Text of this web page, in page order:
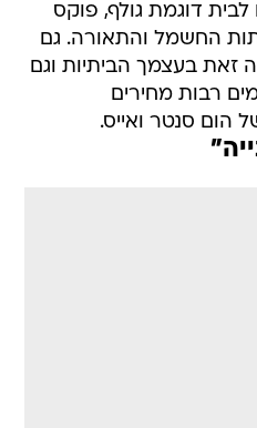
דוגמת גולף, פוקס
החשמל והתאורה. גם
זאת בעצמך הביתיות וגם
רבות מחירים
הום סנטר ואייס.